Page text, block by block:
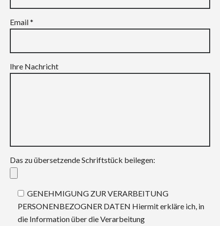
Email *
Ihre Nachricht
Das zu übersetzende Schriftstück beilegen:
GENEHMIGUNG ZUR VERARBEITUNG
PERSONENBEZOGNER DATEN Hiermit erkläre ich, in
die Information über die Verarbeitung